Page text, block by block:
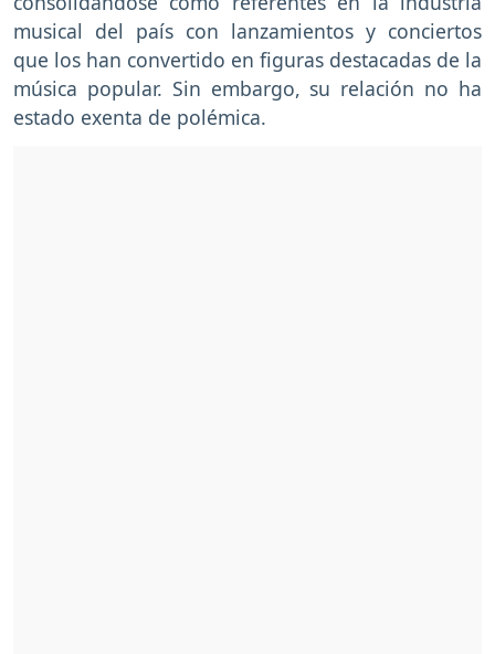
musical del país con lanzamientos y conciertos
que los han convertido en figuras destacadas de la
música popular. Sin embargo, su relación no ha
estado exenta de polémica.